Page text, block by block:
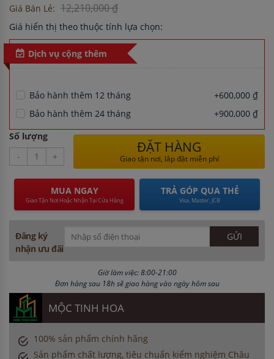
Giá Bán Lẻ: 12,210,000 ₫
Giá hiển thị theo thuộc tính lựa chọn:
Dịch vụ cộng thêm
Bảo hành thêm 12 tháng
+600,000 ₫
Bảo hành thêm 24 tháng
+900,000 ₫
Số lượng
-
+
ĐẶT HÀNG
Giao tận nơi, lắp đặt miễn phí
MUA NGAY
Giao Tận Nơi Hoặc Nhận Tại Cửa Hàng
TRẢ GÓP QUA THẺ
Visa, Master, JCB
Đăng ký
nhận ưu đãi
Giờ làm việc: 8:00-21:00
Đơn hàng sau 18h sẽ giao hàng vào ngày hôm sau
MỘC TINH HOA
100% sản phẩm chính hãng
Sản phẩm chất lượng, tiêu chuẩn kiểm nghiệm Châu